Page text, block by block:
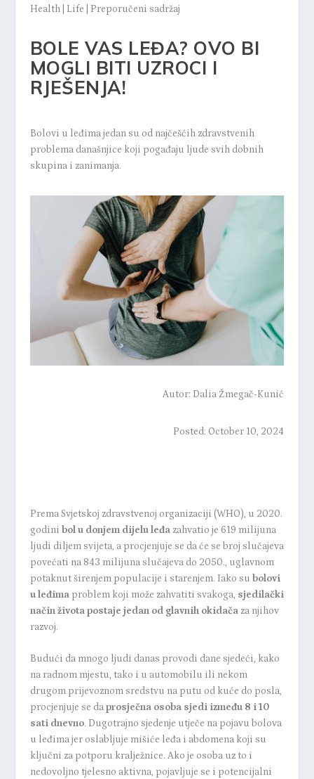
Health| Life Preporučeni sadržaj
BOLE VAS LEĐA? OVO BI
MOGLI BITI UZROCI I
RJEŠENJA!
Bolovi u leđima jedan su od najčešćih zdravstvenih
problema današnjice koji pogađaju ljude svih dobnih
skupina i zanimanja.
Autor: Dalia Žmegač-Kunić
Posted: October 10, 2024
Prema Svjetskoj zdravstvenoj organizaciji (WHO), u 2020.
godini bol u donjem dijelu leđazahvatio je 619 milijuna
ljudi diljem svijeta, a procjenjuje se da će se broj slučajeva
povećati na 843 milijuna slučajeva do 2050., uglavnom
potaknut širenjem populacije i starenjem. Iako su bolovi
u leđimaproblem koji može zahvatiti svakoga, sjedilački
način života postaje jedan od glavnih okidačaza njihov
razvoj.
Budući da mnogo ljudi danas provodi dane sjedeći, kako
na radnom mjestu, tako i u automobilu ili nekom
drugom prijevoznom sredstvu na putu od kuće do posla,
procjenjuje se daprosječna osoba sjedi između 8 i 10
sati dnevno. Dugotrajno sjedenje utječe na pojavu bolova
u leđima jer oslabljuje mišiće leđa i abdomena koji su
ključni za potporu kralježnice. Ako je osoba uz to i
nedovoljno tjelesno aktivna, pojavljuje se i potencijalni